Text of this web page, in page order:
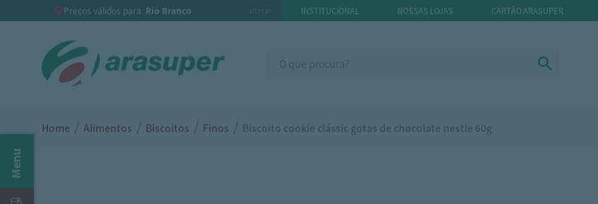
Preços válidos para: Rio Branco alterar INSTITUCIONAL NOSSAS LOJAS CARTÃO ARASUPER
Menu
Home / Alimentos / Biscoitos / Finos / Biscoito cookie clássic gotas de chocolate nestle 60g